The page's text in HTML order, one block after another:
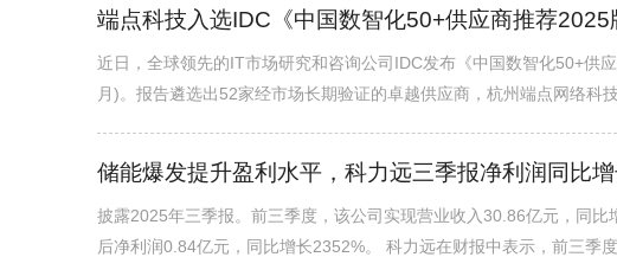
端点科技入选IDC《中国数智化50+供应商推荐2025
近日，全球领先的IT市场研究和咨询公司IDC发布《中国数智化50+
月)。报告遴选出52家经市场长期验证的卓越供应商，杭州端点网络科
储能爆发提升盈利水平，科力远三季报净利润同比
披露2025年三季报。前三季度，该公司实现营业收入30.86亿元，同
后净利润0.84亿元，同比增长2352%。 科力远在财报中表示，前三季